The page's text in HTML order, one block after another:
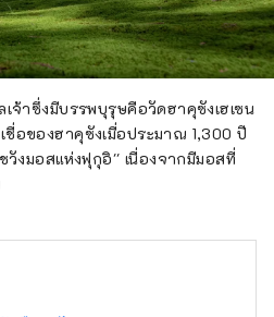
Terminal" ที่ตั้งอยู่ในลาน
ภัณฑ์ไดโนเสาร์ และการดำเนิน
นีริมทาง Dinosaur Valley
อียด นอกจากนี้เรายังดำเนินการ
อย่างแข็งขันในการสร้างธุรกิจ
องเที่ยว โดยมีจุดมุ่งหมายในการ
ามะ
เจ้าซึ่งมีบรรพบุรุษคือวัดฮาคุซังเฮเซน
ชื่อของฮาคุซังเมื่อประมาณ 1,300 ปี
วังมอสแห่งฟุกุอิ'' เนื่องจากมีมอสที่